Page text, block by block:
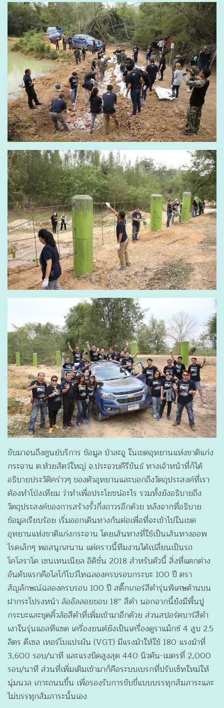
ขับมาจนถึงศูนย์บริการ ข้อมูล ป่าละอู ในเขตอุทยานแห่งชาติแก่ง
กระจาน ต.ห้วยสัตว์ใหญ่ จ.ประจวบคีรีขันธ์ ทางเจ้าหน้าที่ก็ได้
อธิบายประวัติคร่าวๆ ของตัวอุทยานและบอกถึงวัตถุประสงค์ที่เรา
ต้องทำโป่งเทียม ว่าทำเพื่อประโยชน์อะไร รวมทั้งยังอธิบายถึง
วัตถุประสงค์ของการสร้างรั้วกึ่งถาวรอีกด้วย หลังจากที่อธิบาย
ข้อมูลเรียบร้อย เริ่มออกเดินทางกันต่อเพื่อที่จะเข้าไปในเขต
อุทยานแห่งชาติแก่งกระจาน โดยเส้นทางที่ใช้เป็นเส้นทางออพ
โรดเล็กๆ พอสนุกสนาน แต่คราวนี้ทีมงานได้เปลี่ยนเป็นรถ
โคโลราโด เซนเทนเนียล อิดิชั่น 2018 สำหรับตัวนี้ สิ่งที่แตกต่าง
อันดับแรกคือโลโก้โบว์ไทฉลองครบรอบกระบะ 100 ปี ตรา
สัญลักษณ์ฉลองครบรอบ 100 ปี สติ๊กเกอร์สีดำรุ่นพิเศษด้านบน
ฝากระโปรงหน้า ล้ออัลลอยขอบ 18” สีดำ นอกจากนี้ยังมีพื้นปู
กระบะและชุดคิ้วล้อสีดำที่เพิ่มเข้ามาอีกด้วย ส่วนสปอร์ตบาร์สีดำ
เงาในรุ่นแอลทีแซด เครื่องยนต์ยังเป็นเครื่องดูราแม็กซ์ 4 สูบ 2.5
ลิตร ดีเซล เทอร์โบแปรผัน (VGT) มีแรงม้าให้ใช้ 180 แรงม้าที่
3,600 รอบ/นาที และแรงบิดสูงสุด 440 นิวตัน-เมตรที่ 2,000
รอบ/นาที ส่วนที่เพิ่มเติมเข้ามาก็คือระบบเบรกที่ปรับเซ็ทใหม่ให้
นุ่มนวล เกาะถนนขึ้น เพื่อรองรับการขับขี่แบบบรรทุกสัมภาระและ
ไม่บรรทุกสัมภาระนั้นเอง